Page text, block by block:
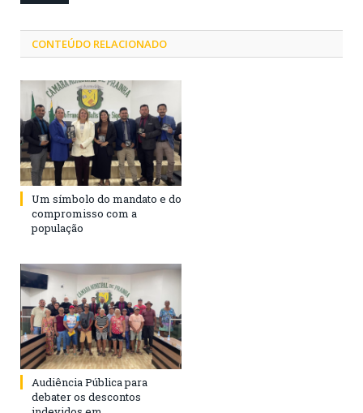
CONTEÚDO RELACIONADO
Um símbolo do mandato e do
compromisso com a
população
Audiência Pública para
debater os descontos